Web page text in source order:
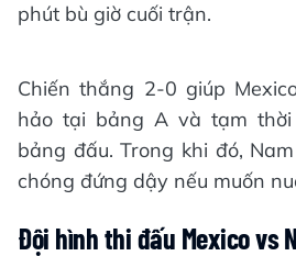
phút bù giờ cuối trận.
Chiến thắng 2-0 giúp
hảo tại bảng A và tạm
bảng đấu. Trong khi đó,
chóng đứng dậy nếu muốn
Đội hình thi đấu Mexico vs